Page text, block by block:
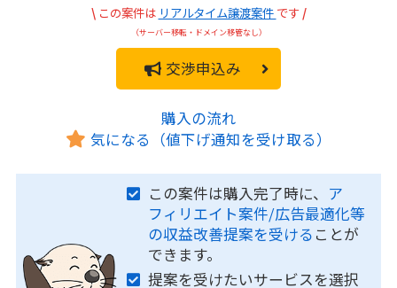
\ この案件は リアルタイム譲渡案件 です /
（サーバー移転・ドメイン移管なし）
交渉申込み
購入の流れ
気になる（値下げ通知を受け取る）
この案件は購入完了時に、 ア
フィリエイト案件/広告最適化等
の収益改善提案を受ける ことが
できます。
提案を受けたいサービスを選択